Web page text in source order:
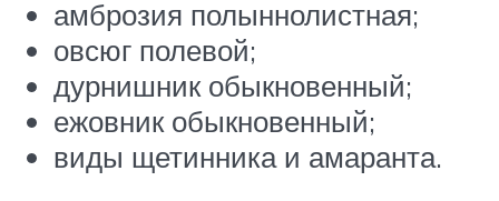
амброзия полыннолистная;
овсюг полевой;
дурнишник обыкновенный;
ежовник обыкновенный;
виды щетинника и амаранта.